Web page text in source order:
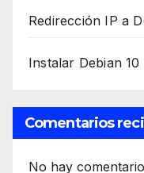
Redirección IP a
Instalar Debian
Comentarios
No hay